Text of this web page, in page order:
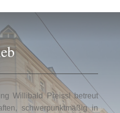
Willibald Preissl betreut
schwerpunktmäßig in